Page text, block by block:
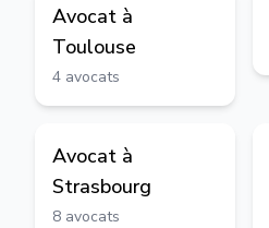
Avocat à
Toulouse
4 avocats
Avocat à
Strasbourg
8 avocats